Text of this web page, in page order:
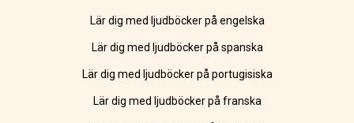
Lär dig med ljudböcker på engelska
Lär dig med ljudböcker på spanska
Lär dig med ljudböcker på portugisiska
Lär dig med ljudböcker på franska